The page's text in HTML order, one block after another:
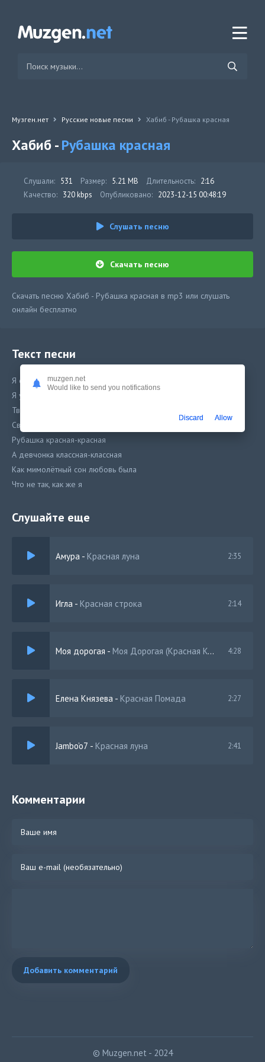
Музген.нет Русские новые песни Хабиб - Рубашка красная
Хабиб -Рубашка красная
Слушали: 531 Размер: 5.21 MB Длительность: 2:16
Качество: 320 kbps Опубликовано: 2023-12-15 00:48:19
Слушать песню
Скачать песню
Скачать песню Хабиб - Рубашка красная в mp3 или слушать
онлайн бесплатно
Текст песни
Я один и ночь в объятьях как ты живёшь
Я уже знаю твой ответ, что всё прошло
Твоя красная рубашка красным кружева
Свою любовь нашёл я, растворился я
Рубашка красная-красная
А девчонка классная-классная
Как мимолётный сон любовь была
Что не так, как же я
Слушайте еще
Амура - Красная луна 2:35
Игла - Красная строка 2:14
Моя дорогая - Моя Дорогая (Красная Королева) 4:28
Елена Князева - Красная Помада 2:27
Jambo’o7 - Красная луна 2:41
Комментарии
Добавить комментарий
© Muzgen.net - 2024
muzgen.net
Would like to send you notifications
Discard Allow